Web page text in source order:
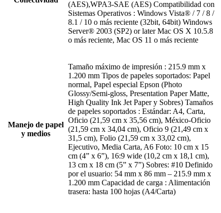
(AES),WPA3-SAE (AES) Compatibilidad con
Sistemas Operativos : Windows Vista® / 7 / 8 /
8.1 / 10 o más reciente (32bit, 64bit) Windows
Server® 2003 (SP2) or later Mac OS X 10.5.8
o más reciente, Mac OS 11 o más reciente
Manejo de papel
y medios
Tamaño máximo de impresión : 215.9 mm x
1.200 mm Tipos de papeles soportados: Papel
normal, Papel especial Epson (Photo
Glossy/Semi-gloss, Presentation Paper Matte,
High Quality Ink Jet Paper y Sobres) Tamaños
de papeles soportados : Estándar: A4, Carta,
Oficio (21,59 cm x 35,56 cm), México-Oficio
(21,59 cm x 34,04 cm), Oficio 9 (21,49 cm x
31,5 cm), Folio (21,59 cm x 33,02 cm),
Ejecutivo, Media Carta, A6 Foto: 10 cm x 15
cm (4” x 6”), 16:9 wide (10,2 cm x 18,1 cm),
13 cm x 18 cm (5” x 7”) Sobres: #10 Definido
por el usuario: 54 mm x 86 mm – 215.9 mm x
1.200 mm Capacidad de carga : Alimentación
trasera: hasta 100 hojas (A4/Carta)